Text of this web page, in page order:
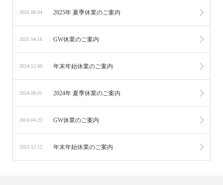
2025.08.04 2025年 夏季休業のご案内
2025.04.16 GW休業のご案内
2024.12.09 年末年始休業のご案内
2024.08.01 2024年 夏季休業のご案内
2024.04.22 GW休業のご案内
2023.12.12 年末年始休業のご案内